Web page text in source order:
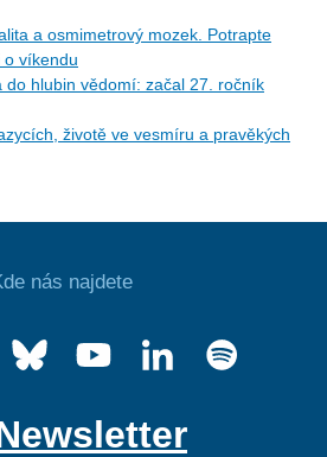
a osmimetrový mozek. Potrapte
o víkendu
do hlubin vědomí: začal 27. ročník
životě ve vesmíru a pravěkých
nás najdete